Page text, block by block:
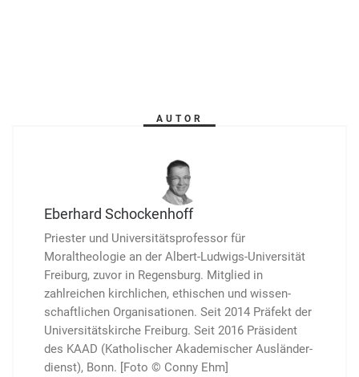
AUTOR
Eberhard Schockenhoff
Priester und Universitätsprofessor für
Moraltheologie an der Albert-Ludwigs-Universität
Freiburg, zuvor in Regens­burg. Mitglied in
zahlreichen kirchlichen, ethischen und wissen­
schaftlichen Organi­sationen. Seit 2014 Präfekt der
Uni­versitäts­kirche Freiburg. Seit 2016 Präsident
des KAAD (Katholischer Akademischer Ausländer­
dienst), Bonn. [Foto © Conny Ehm]